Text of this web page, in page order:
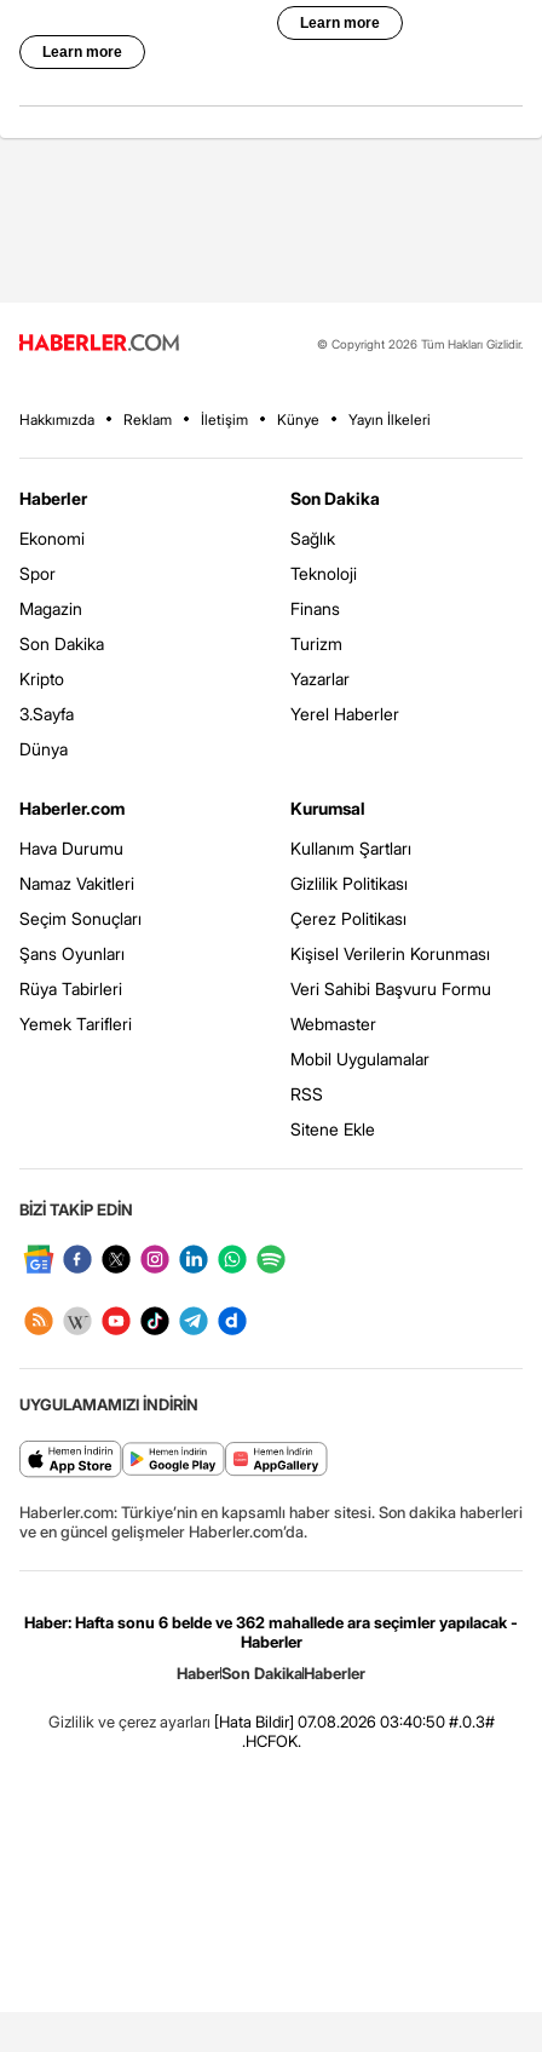
© Copyright 2026 Tüm Hakları Gizlidir.
Hakkımızda Reklam İletişim Künye Yayın İlkeleri
Haberler
Ekonomi
Spor
Magazin
Son Dakika
Kripto
3.Sayfa
Dünya
Son Dakika
Sağlık
Teknoloji
Finans
Turizm
Yazarlar
Yerel Haberler
Haberler.com
Hava Durumu
Namaz Vakitleri
Seçim Sonuçları
Şans Oyunları
Rüya Tabirleri
Yemek Tarifleri
Kurumsal
Kullanım Şartları
Gizlilik Politikası
Çerez Politikası
Kişisel Verilerin Korunması
Veri Sahibi Başvuru Formu
Webmaster
Mobil Uygulamalar
RSS
Sitene Ekle
BİZİ TAKİP EDİN
UYGULAMAMIZI İNDİRİN
Haberler.com: Türkiye’nin en kapsamlı haber sitesi. Son dakika haberleri
ve en güncel gelişmeler Haberler.com’da.
Haber: Hafta sonu 6 belde ve 362 mahallede ara seçimler yapılacak -
Haberler
HaberSon DakikaHaberler
Gizlilik ve çerez ayarları [Hata Bildir] 07.08.2026 03:40:50 #.0.3#
.HCFOK.